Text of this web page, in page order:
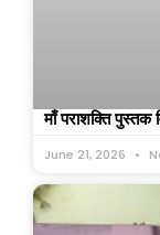
माँ पराशक्ति पुस्तक
June 21, 2026